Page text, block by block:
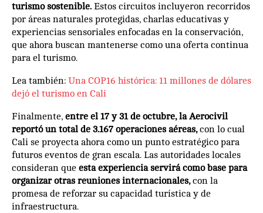
turismo sostenible. Estos circuitos incluyeron recorridos
por áreas naturales protegidas, charlas educativas y
experiencias sensoriales enfocadas en la conservación,
que ahora buscan mantenerse como una oferta continua
para el turismo.
Lea también: Una COP16 histórica: 11 millones de dólares
dejó el turismo en Cali
Finalmente, entre el 17 y 31 de octubre, la Aerocivil
reportó un total de 3.167 operaciones aéreas,con lo cual
Cali se proyecta ahora como un punto estratégico para
futuros eventos de gran escala. Las autoridades locales
consideran que esta experiencia servirá como base para
organizar otras reuniones internacionales,con la
promesa de reforzar su capacidad turística y de
infraestructura.